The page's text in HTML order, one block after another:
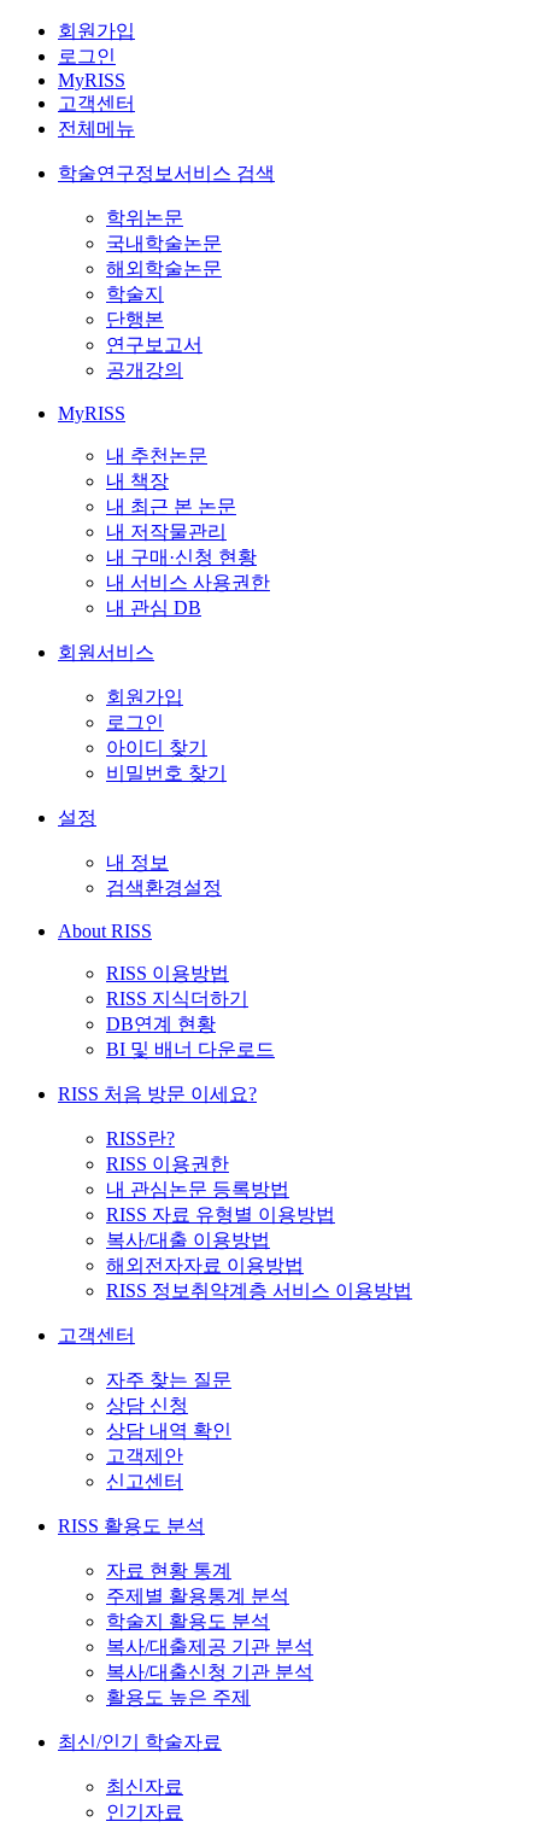
회원가입
로그인
MyRISS
고객센터
전체메뉴
학술연구정보서비스 검색
학위논문
국내학술논문
해외학술논문
학술지
단행본
연구보고서
공개강의
MyRISS
내 추천논문
내 책장
내 최근 본 논문
내 저작물관리
내 구매·신청 현황
내 서비스 사용권한
내 관심 DB
회원서비스
회원가입
로그인
아이디 찾기
비밀번호 찾기
설정
내 정보
검색환경설정
About RISS
RISS 이용방법
RISS 지식더하기
DB연계 현황
BI 및 배너 다운로드
RISS 처음 방문 이세요?
RISS란?
RISS 이용권한
내 관심논문 등록방법
RISS 자료 유형별 이용방법
복사/대출 이용방법
해외전자자료 이용방법
RISS 정보취약계층 서비스 이용방법
고객센터
자주 찾는 질문
상담 신청
상담 내역 확인
고객제안
신고센터
RISS 활용도 분석
자료 현황 통계
주제별 활용통계 분석
학술지 활용도 분석
복사/대출제공 기관 분석
복사/대출신청 기관 분석
활용도 높은 주제
최신/인기 학술자료
최신자료
인기자료